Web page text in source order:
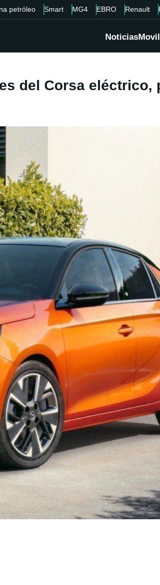
petróleo Smart MG4 EBRO Renault
Noticias
del Corsa eléctrico,